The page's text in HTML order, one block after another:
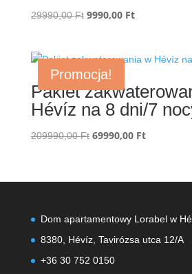
29990,00Ft Pierwotna
29990,00 Ft.
9990,00 FtAktualna
9990,00 Ft.
Promocja!
Pakiet
Hévíz na 8 dni/7
209990,00Ft Pierwotna
209990,00 Ft.
69990,00 FtAktualna
69990,00
Dom apartamentowy Lorabel w
8380, Hévíz, Tavirózsa utca 12/A
+36 30 752 0150